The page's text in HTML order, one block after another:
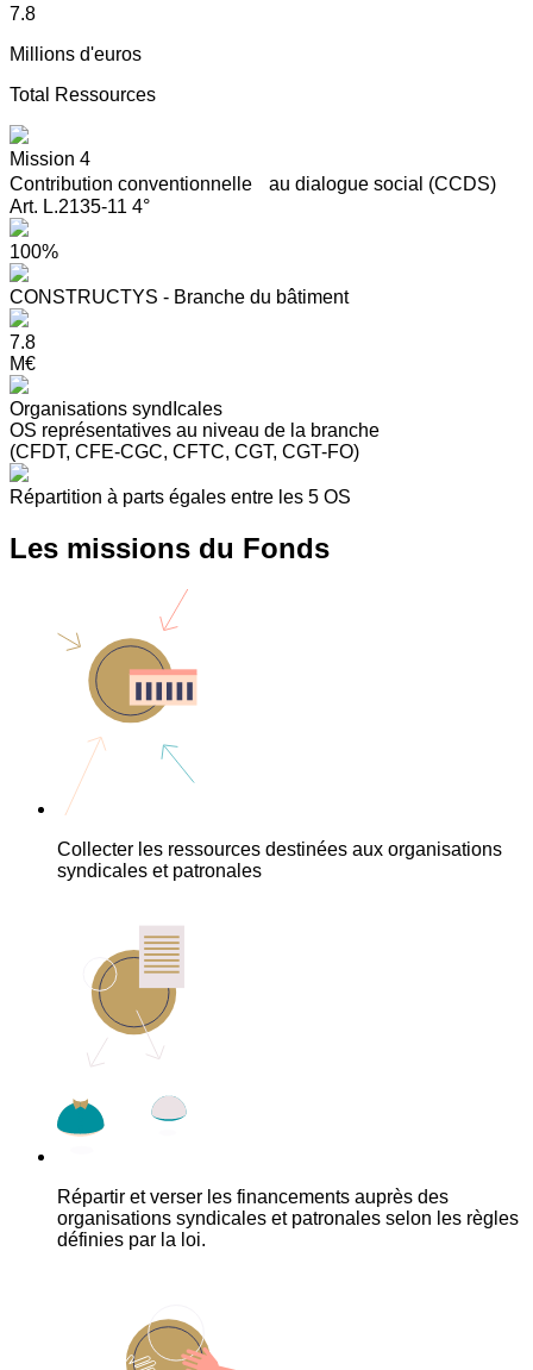
7.8
Millions d'euros
Total Ressources
Mission 4
Contribution conventionnelle au dialogue social (CCDS)
Art. L.2135-11 4°
100%
CONSTRUCTYS - Branche du bâtiment
7.8
M€
Organisations syndIcales
OS représentatives au niveau de la branche
(CFDT, CFE-CGC, CFTC, CGT, CGT-FO)
Répartition à parts égales entre les 5 OS
Les missions du Fonds
Collecter les ressources destinées aux organisations
syndicales et patronales
Répartir et verser les financements auprès des
organisations syndicales et patronales selon les règles
définies par la loi.